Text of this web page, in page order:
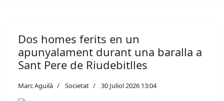
Dos homes ferits en un
apunyalament durant una baralla a
Sant Pere de Riudebitlles
Marc Aguilà Societat 30 Juliol 2026 13:04